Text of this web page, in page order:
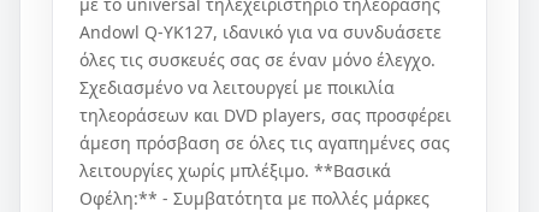
Andowl Q-YK127, ιδανικό για να συνδυάσετε
όλες τις συσκευές σας σε έναν μόνο έλεγχο.
Σχεδιασμένο να λειτουργεί με ποικιλία
τηλεοράσεων και DVD players, σας προσφέρει
άμεση πρόσβαση σε όλες τις αγαπημένες σας
λειτουργίες χωρίς μπλέξιμο. **Βασικά
Οφέλη:** - Συμβατότητα με πολλές μάρκες